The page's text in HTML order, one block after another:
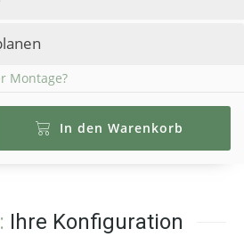
Montage?
In den Warenkorb
Ihre Konfiguration